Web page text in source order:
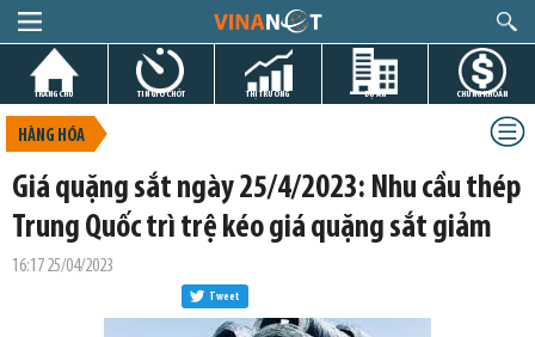
TRANG CHỦ TIN GIỜ CHÓT THỊ TRƯỜNG DỰ ÁN CHỨNG KHOÁN
HÀNG HÓA
Giá quặng sắt ngày 25/4/2023: Nhu cầu thép
Trung Quốc trì trệ kéo giá quặng sắt giảm
16:17 25/04/2023
Tweet